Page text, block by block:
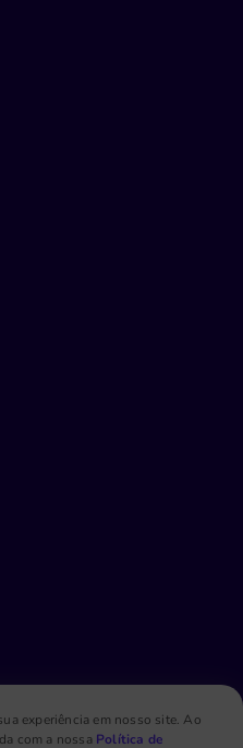
experiência em nosso site. Ao
com a nossa Política de